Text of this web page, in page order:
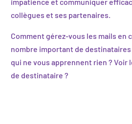
collègues et ses partenaires.
Comment gérez-vous les mails en
nombre important de destinataires
qui ne vous apprennent rien ?
de destinataire ?